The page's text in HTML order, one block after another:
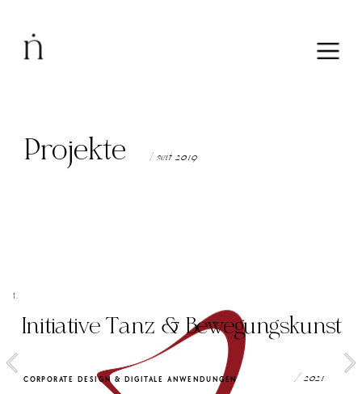
ir helfen österreichischen Unternehmen bei
Markengestaltung und bringen so einen
Vorteil am Markt.
Projekte | seit 2019
1.
Initiative Tanz & Bewegungskunst
/ 2021
CORPORATE DESIGN & DIGITALE ANWENDUNGEN